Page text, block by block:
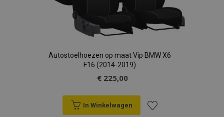
Autostoelhoezen op maat Vip BMW X6
F16 (2014-2019)
€ 225,00
In Winkelwagen